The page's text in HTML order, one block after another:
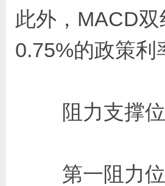
此外，MACD
0.75%的政策利
阻力支撑位
第一阻力